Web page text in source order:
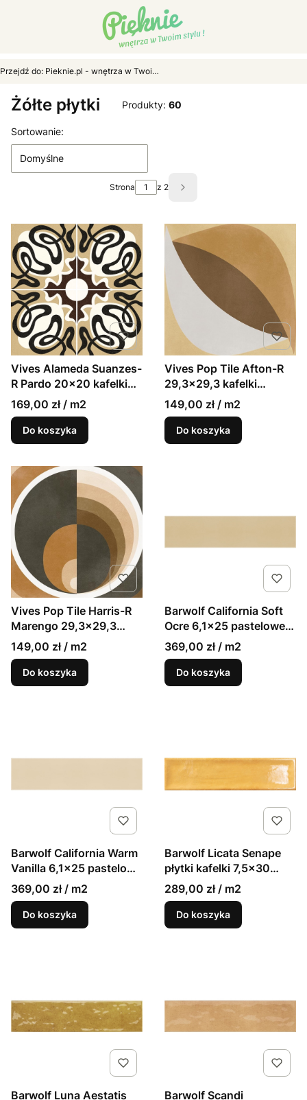
Przejdź do: Pieknie.pl - wnętrza w Twoim stylu...
Żółte płytki Produkty: 60
Lista produktów
Sortowanie:
Domyślne
Strona z 2 Następne produkty
Vives Alameda Suanzes-
R Pardo 20x20 kafelki
uniwersalne dekoracyjne
169,00 zł / m2
Do koszyka
Vives Pop Tile Afton-R
29,3x29,3 kafelki
uniwersalne matowe
149,00 zł / m2
Do koszyka
Vives Pop Tile Harris-R
Marengo 29,3x29,3
kafelki uniwersalne
matowe
149,00 zł / m2
Do koszyka
Barwolf California Soft
Ocre 6,1x25 pastelowe
matowe cegiełki
369,00 zł / m2
Do koszyka
Barwolf California Warm
Vanilla 6,1x25 pastelowe
matowe cegiełki
369,00 zł / m2
Do koszyka
Barwolf Licata Senape
płytki kafelki 7,5x30
połysk
289,00 zł / m2
Do koszyka
Barwolf Luna Aestatis
Barwolf Scandi